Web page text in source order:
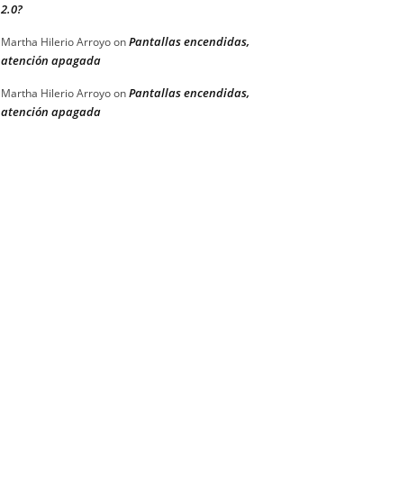
2.0?
Martha Hilerio ArroyoonPantallas encendidas,
atención apagada
Martha Hilerio ArroyoonPantallas encendidas,
atención apagada